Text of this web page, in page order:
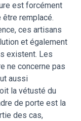
est forcément
remplacé.
ces artisans
et également
existent. Les
ne concerne pas
aussi
la vétusté du
de porte est la
des cas,